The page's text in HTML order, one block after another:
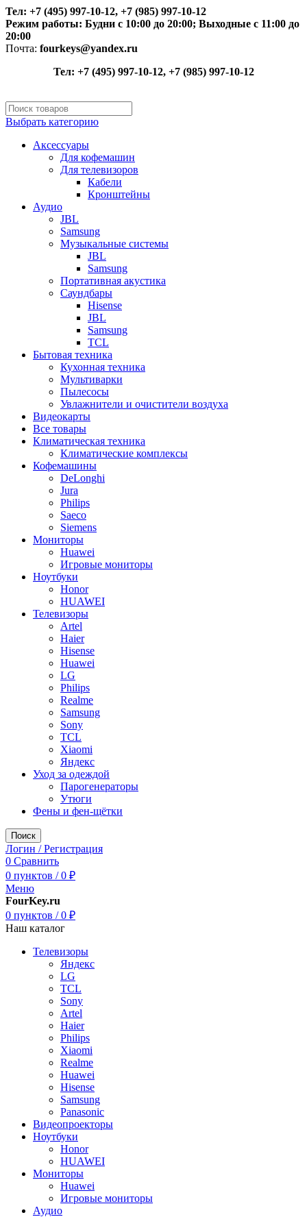
Тел: +7 (495) 997-10-12, +7 (985) 997-10-12
Режим работы: Будни с 10:00 до 20:00; Выходные с 11:00 до
20:00
Почта: fourkeys@yandex.ru
Тел: +7 (495) 997-10-12, +7 (985) 997-10-12
Выбрать категорию
Аксессуары
Для кофемашин
Для телевизоров
Кабели
Кронштейны
Аудио
JBL
Samsung
Музыкальные системы
JBL
Samsung
Портативная акустика
Саундбары
Hisense
JBL
Samsung
TCL
Бытовая техника
Кухонная техника
Мультиварки
Пылесосы
Увлажнители и очистители воздуха
Видеокарты
Все товары
Климатическая техника
Климатические комплексы
Кофемашины
DeLonghi
Jura
Philips
Saeco
Siemens
Мониторы
Huawei
Игровые мониторы
Ноутбуки
Honor
HUAWEI
Телевизоры
Artel
Haier
Hisense
Huawei
LG
Philips
Realme
Samsung
Sony
TCL
Xiaomi
Яндекс
Уход за одеждой
Парогенераторы
Утюги
Фены и фен-щётки
Поиск
Логин / Регистрация
0 Сравнить
0 пунктов / 0 ₽
Меню
FourKey.ru
0 пунктов / 0 ₽
Наш каталог
Телевизоры
Яндекс
LG
TCL
Sony
Artel
Haier
Philips
Xiaomi
Realme
Huawei
Hisense
Samsung
Panasonic
Видеопроекторы
Ноутбуки
Honor
HUAWEI
Мониторы
Huawei
Игровые мониторы
Аудио